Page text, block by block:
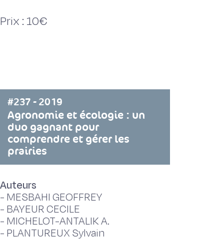
Prix : 10€
#237 - 2019
Agronomie et écologie : un
duo gagnant pour
comprendre et gérer les
prairies
Auteurs
- MESBAHI GEOFFREY
- BAYEUR CECILE
- MICHELOT-ANTALIK A.
- PLANTUREUX Sylvain